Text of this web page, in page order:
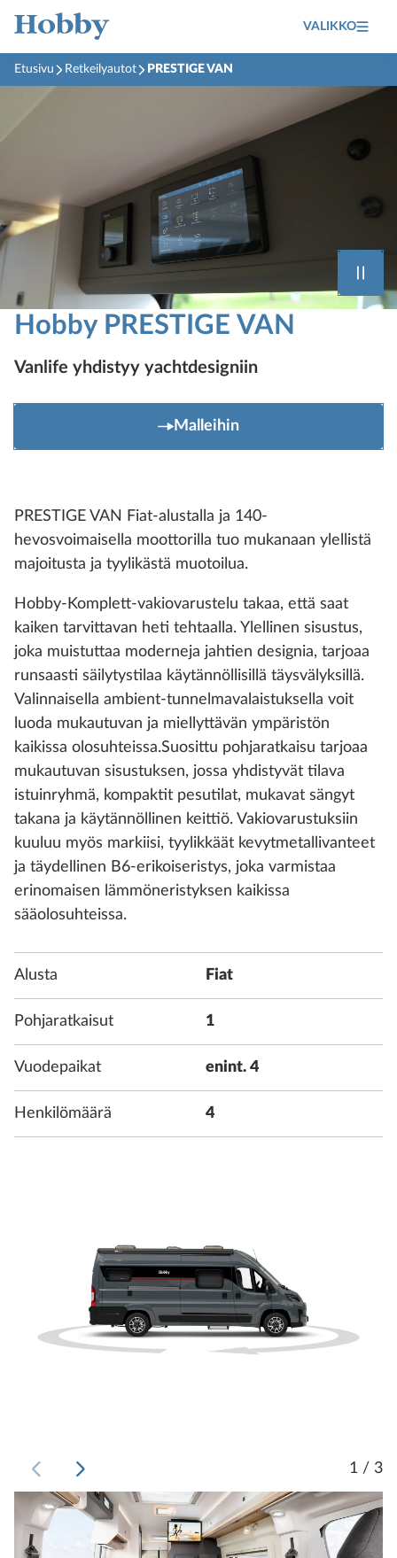
VALIKKO
Etusivu Retkeilyautot PRESTIGE VAN
Hobby PRESTIGE VAN
Vanlife yhdistyy yachtdesigniin
Malleihin
PRESTIGE VAN Fiat-alustalla ja 140-
hevosvoimaisella moottorilla tuo mukanaan ylellistä
majoitusta ja tyylikästä muotoilua.
Hobby-Komplett-vakiovarustelu takaa, että saat
kaiken tarvittavan heti tehtaalla. Ylellinen sisustus,
joka muistuttaa moderneja jahtien designia, tarjoaa
runsaasti säilytystilaa käytännöllisillä täysvälyksillä.
Valinnaisella ambient-tunnelmavalaistuksella voit
luoda mukautuvan ja miellyttävän ympäristön
kaikissa olosuhteissa.Suosittu pohjaratkaisu tarjoaa
mukautuvan sisustuksen, jossa yhdistyvät tilava
istuinryhmä, kompaktit pesutilat, mukavat sängyt
takana ja käytännöllinen keittiö. Vakiovarustuksiin
kuuluu myös markiisi, tyylikkäät kevytmetallivanteet
ja täydellinen B6-erikoiseristys, joka varmistaa
erinomaisen lämmöneristyksen kaikissa
sääolosuhteissa.
Alusta Fiat
Pohjaratkaisut 1
Vuodepaikat enint. 4
Henkilömäärä 4
1 / 3